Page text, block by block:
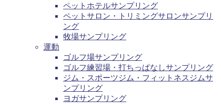
ペットホテルサンプリング
ペットサロン・トリミングサロンサンプリ
ング
牧場サンプリング
運動
ゴルフ場サンプリング
ゴルフ練習場・打ちっぱなしサンプリング
ジム・スポーツジム・フィットネスジムサ
ンプリング
ヨガサンプリング